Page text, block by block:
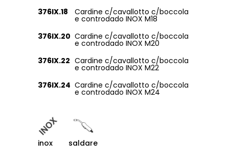
376IX.18
Cardine c/cavallotto c/boccola
e controdado INOX M18
376IX.20 Cardine c/cavallotto c/boccola
e controdado INOX M20
376IX.22 Cardine c/cavallotto c/boccola
e controdado INOX M22
376IX.24 Cardine c/cavallotto c/boccola
e controdado INOX M24
inox saldare